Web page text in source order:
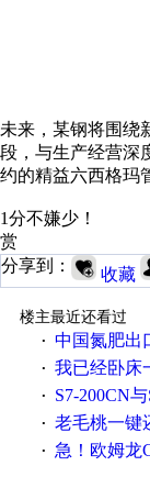
未来，某钢将围绕
段，与生产经营深
约的精益六西格玛
1分不嫌少！
赏
分享到：
收藏
楼主最近还看过
· 中国氮肥出
· 我已经卧床一个多月了，是出去
· S7-200CN
· 老毛桃一键还原，傻瓜式操作一键轻松
· 急！欧姆龙CJ1M系列PLC,如何用时